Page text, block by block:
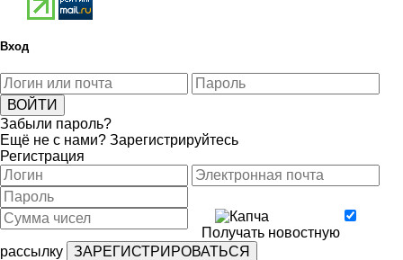
Вход
Забыли пароль?
Ещё не с нами? Зарегистрируйтесь
Регистрация
Получать новостную
рассылку